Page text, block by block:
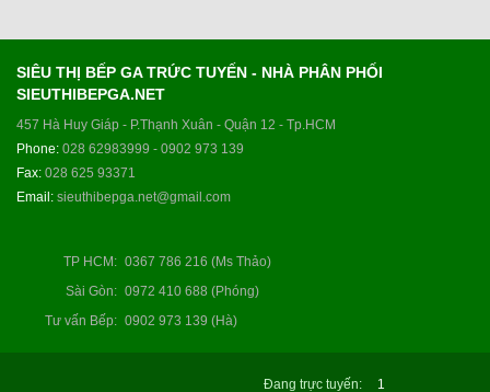
SIÊU THỊ BẾP GA TRỨC TUYẾN - NHÀ PHÂN PHỐI
SIEUTHIBEPGA.NET
457 Hà Huy Giáp - P.Thạnh Xuân - Quận 12 - Tp.HCM
Phone: 028 62983999 - 0902 973 139
Fax: 028 625 93371
Email: sieuthibepga.net@gmail.com
TP HCM: 0367 786 216 (Ms Thảo)
Sài Gòn: 0972 410 688 (Phóng)
Tư vấn Bếp: 0902 973 139 (Hà)
Đang trực tuyến: 1